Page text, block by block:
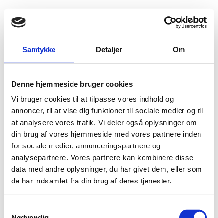
Samtykke Detaljer Om
Denne hjemmeside bruger cookies
Vi bruger cookies til at tilpasse vores indhold og
annoncer, til at vise dig funktioner til sociale medier og til
at analysere vores trafik. Vi deler også oplysninger om
din brug af vores hjemmeside med vores partnere inden
for sociale medier, annonceringspartnere og
analysepartnere. Vores partnere kan kombinere disse
data med andre oplysninger, du har givet dem, eller som
de har indsamlet fra din brug af deres tjenester.
Gå til forsiden Fold søgefelt ud
Menu
Flygtningenævnet
Baggrundsmateriale
State of the World’s Minorities and Indigenous
Peoples 2015 - Nigeria
02.07.2015 Bilag 353Minority Rights Group International (MRG)
Nigeria (I)
Indeholder oplysninger om forholdene for
minoritetsgrupper
Download